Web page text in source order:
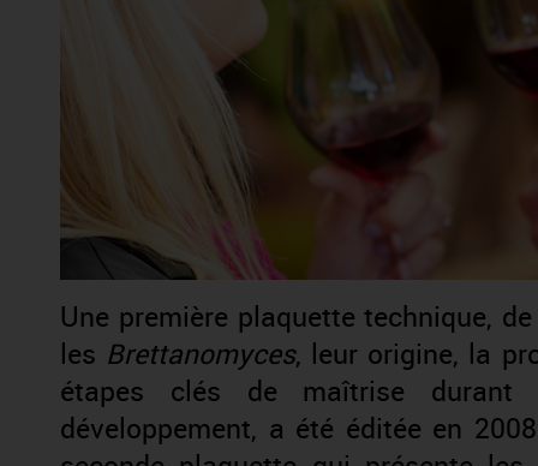
Une première plaquette technique,
les Brettanomyces, leur origine, la
étapes clés de maîtrise
développement, a été éditée en